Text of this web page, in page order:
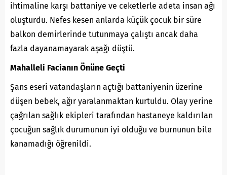
ihtimaline karşı battaniye ve ceketlerle adeta insan ağı
oluşturdu. Nefes kesen anlarda küçük çocuk bir süre
balkon demirlerinde tutunmaya çalıştı ancak daha
fazla dayanamayarak aşağı düştü.
Mahalleli Facianın Önüne Geçti
Şans eseri vatandaşların açtığı battaniyenin üzerine
düşen bebek, ağır yaralanmaktan kurtuldu. Olay yerine
çağrılan sağlık ekipleri tarafından hastaneye kaldırılan
çocuğun sağlık durumunun iyi olduğu ve burnunun bile
kanamadığı öğrenildi.